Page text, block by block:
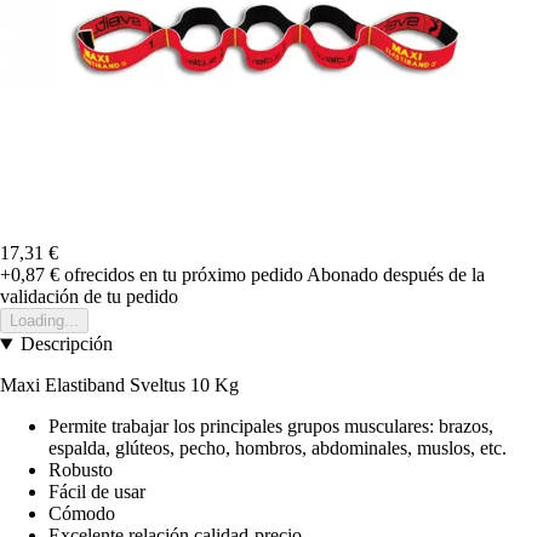
17,31 €
+0,87 € ofrecidos en tu próximo pedido Abonado después de la
validación de tu pedido
Loading...
Descripción
Maxi Elastiband Sveltus 10 Kg
Permite trabajar los principales grupos musculares: brazos,
espalda, glúteos, pecho, hombros, abdominales, muslos, etc.
Robusto
Fácil de usar
Cómodo